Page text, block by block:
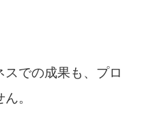
での成果も、プロ
。